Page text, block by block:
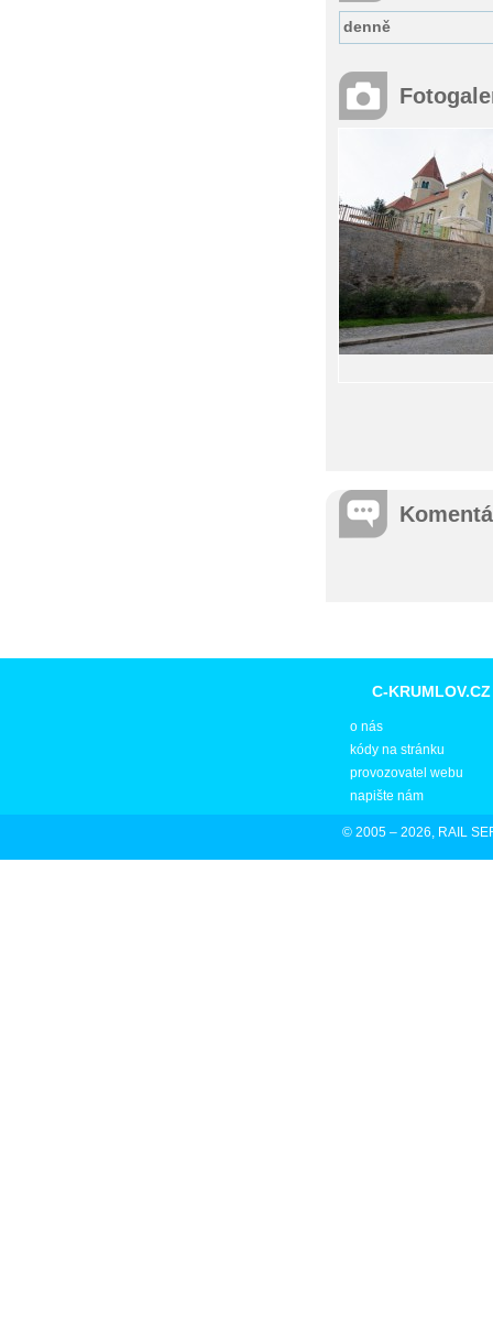
denně
C-KRUMLOV.CZ
o nás
kódy na stránku
provozovatel webu
napište nám
© 2005 – 2026, RAIL